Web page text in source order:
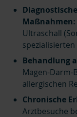
Diagnostische
Maßnahmen:
Ultraschall
spezialisierten
Behandlung
Magen-Darm-
allergischen
Chronische
Arztbesuche